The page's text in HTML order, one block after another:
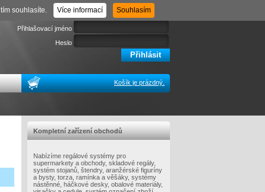
Registrace Zapomenuté heslo
Přihlašovací jméno
Heslo
Košík je prázdný.
Kompletní zařízení obchodů
Nabízíme regálové systémy pro
supermarkety a obchody, skladové regály,
systém stojanů, štendry, aranžérské figuríny
a bysty, torza, ramínka a věšáky, systémy
nástěnné, háčkové desky, obalové materiály,
souhlasíte. Více informací Souhlasím